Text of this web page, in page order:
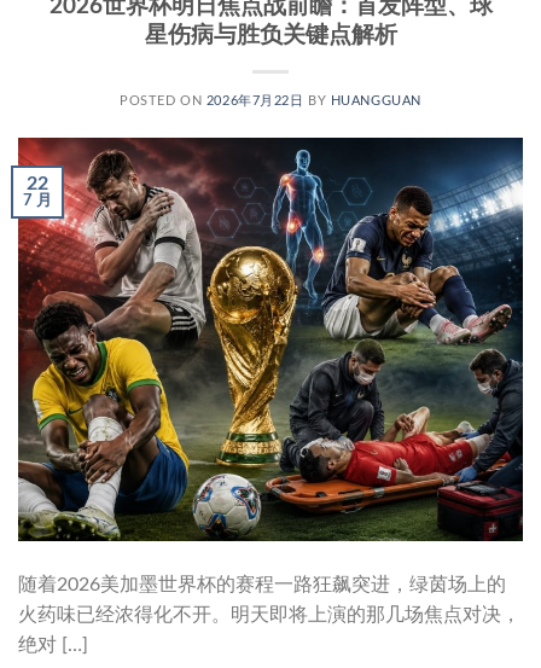
2026世界杯明日焦点战前瞻：首发阵型、球
星伤病与胜负关键点解析
POSTED ON 2026年7月22日 BY HUANGGUAN
22
7 月
随着2026美加墨世界杯的赛程一路狂飙突进，绿茵场上的
火药味已经浓得化不开。明天即将上演的那几场焦点对决，
绝对 […]